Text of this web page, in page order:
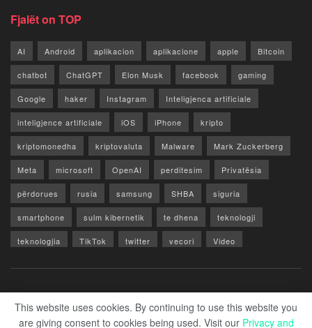
Fjalët on TOP
AI Android aplikacion aplikacione apple Bitcoin
chatbot ChatGPT Elon Musk facebook gaming
Google haker Instagram Inteligjenca artificiale
inteligjence artificiale iOS iPhone kripto
kriptomonedha kriptovaluta Malware Mark Zuckerberg
Meta microsoft OpenAI perditesim Privatësia
përdorues rusia samsung SHBA siguria
smartphone sulm kibernetik te dhena teknologji
teknologjia TikTok twitter vecori Video
This website uses cookies. By continuing to use this website you
are giving consent to cookies being used. Visit our Privacy and